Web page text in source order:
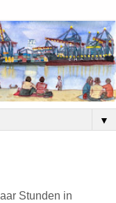
▼
Stunden in